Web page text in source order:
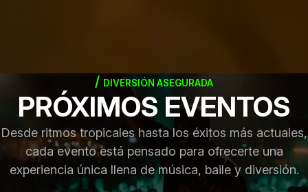
DIVERSIÓN ASEGURADA
PRÓXIMOS EVENTOS
Desde ritmos tropicales hasta los éxitos más actuales,
cada evento está pensado para ofrecerte una
experiencia única llena de música, baile y diversión.